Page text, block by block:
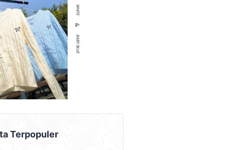
Terpopuler